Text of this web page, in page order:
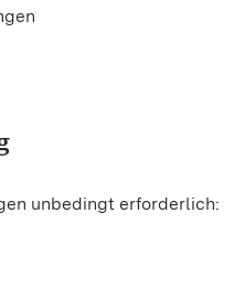
unbedingt erforderlich: